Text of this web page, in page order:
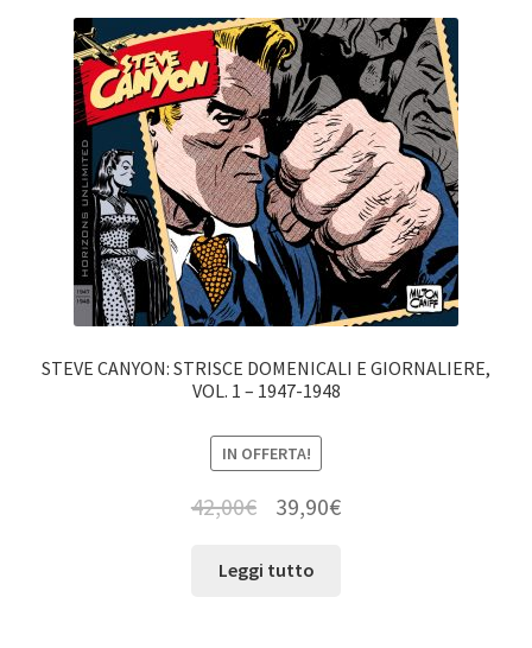
STEVE CANYON: STRISCE DOMENICALI E GIORNALIERE,
VOL. 1 – 1947-1948
IN OFFERTA!
42,00€ 39,90€
Leggi tutto